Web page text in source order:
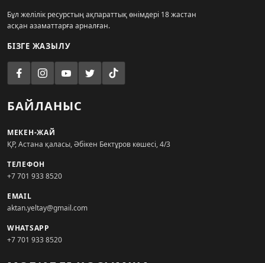
Бұл желілік ресурстың ақпараттық өнімдері 18 жастан
асқан азаматтарға арналған.
БІЗГЕ ЖАЗЫЛУ
БАЙЛАНЫС
МЕКЕН-ЖАЙ
ҚР, Астана қаласы, Әбікен Бектұров көшесі, 4/3
ТЕЛЕФОН
+7 701 933 8520
EMAIL
aktan.yeltay@gmail.com
WHATSAPP
+7 701 933 8520